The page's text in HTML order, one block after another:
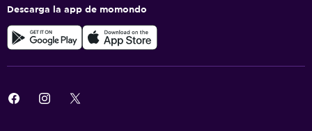
Descarga la app de momondo